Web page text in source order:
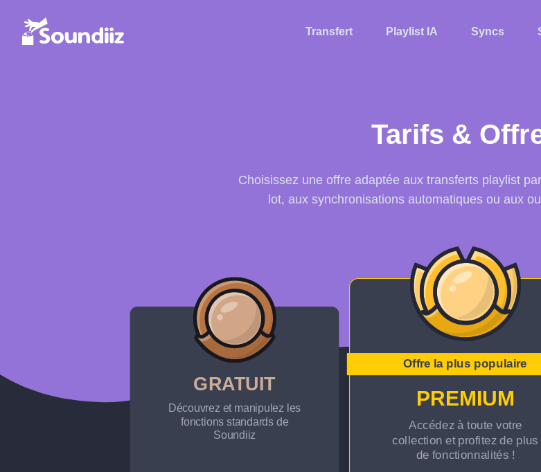
Transfert Playlist IA Syncs
Tarifs &
Choisissez une offre adaptée aux transferts playlist
lot, aux synchronisations automatiques ou aux
GRATUIT
Découvrez et manipulez les
fonctions standards de
Soundiiz
PREMIUM
Accédez à toute votre
collection et profitez de plus
de fonctionnalités !
Offre la plus populaire